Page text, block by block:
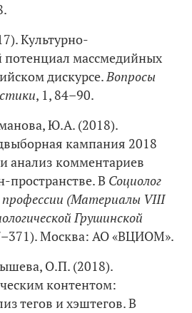
Культурно-
массмедийных
дискурсе.Вопросы
, 1, 84–90.
Ю.А. (2018).
кампания 2018
анализ комментариев
пространстве. В Социолог
(Материалы VIII
Грушинской
Москва: АО «ВЦИОМ».
О.П. (2018).
контентом:
тегов и хэштегов. В